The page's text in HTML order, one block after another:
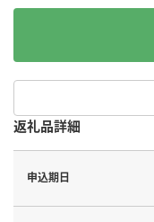
返礼品詳細
申込期日